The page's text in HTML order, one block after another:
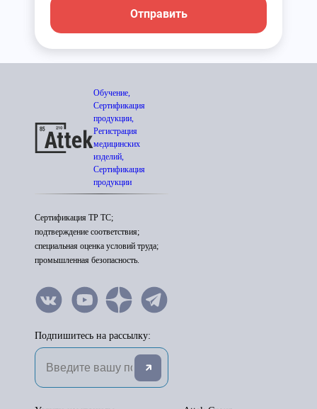
Отправить
Обучение,
Сертификация
продукции,
Регистрация
медицинских
изделий,
Сертификация
продукции
Сертификация ТР ТС;
подтверждение соответствия;
специальная оценка условий труда;
промышленная безопасность.
Подпишитесь на рассылку: